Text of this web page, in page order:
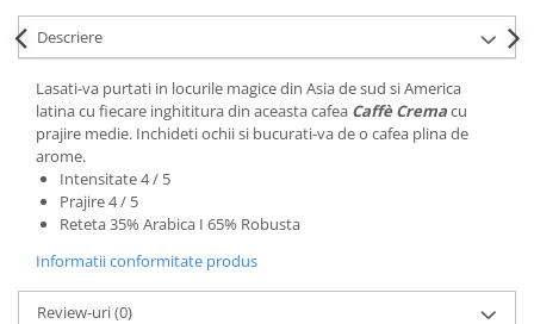
Descriere
Lasati-va purtati in locurile magice din Asia de sud si America
latina cu fiecare inghititura din aceasta cafea Caffè Cremacu
prajire medie. Inchideti ochii si bucurati-va de o cafea plina de
arome.
Intensitate 4 / 5
Prajire 4 / 5
Reteta 35% Arabica I 65% Robusta
Informatii conformitate produs
Review-uri(0)